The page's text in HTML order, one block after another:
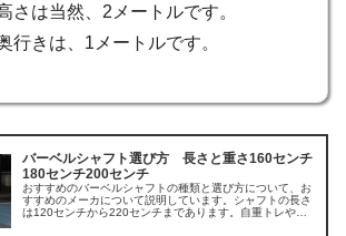
さは当然、2メートルです。
行きは、1メートルです。
バーベルシャフト選び方 長さと重さ160センチ
180センチ200センチ
おすすめのバーベルシャフトの種類と選び方について、お
すすめのメーカについて説明しています。シャフトの長さ
は120センチから220センチまであります。自重トレやダ